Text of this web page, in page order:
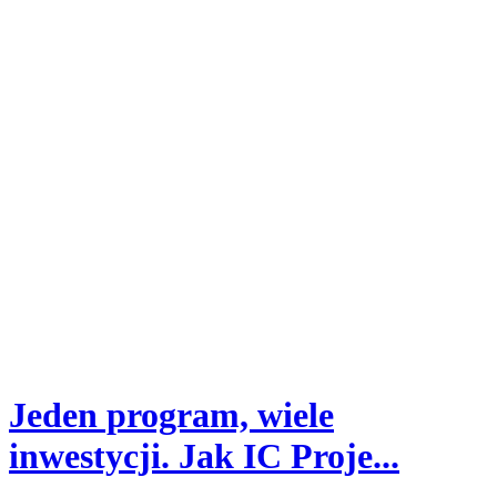
Jeden program, wiele
inwestycji. Jak IC Proje...